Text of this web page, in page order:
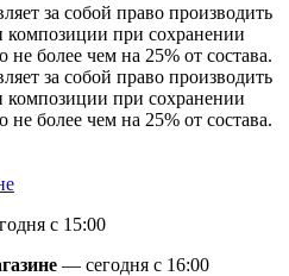
за собой право производить
композиции при сохранении
более чем на 25% от состава.
за собой право производить
композиции при сохранении
более чем на 25% от состава.
c 15:00
— сегодня c 16:00